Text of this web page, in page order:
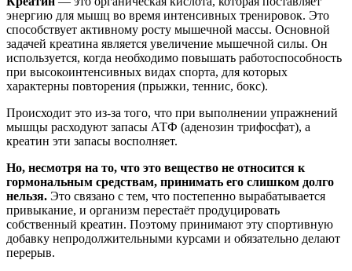
энергию для мышц во время интенсивных тренировок. Это
способствует активному росту мышечной массы. Основной
задачей креатина является увеличение мышечной силы. Он
используется, когда необходимо повышать работоспособность
при высокоинтенсивных видах спорта, для которых
характерны повторения (прыжки, теннис, бокс).
Происходит это из-за того, что при выполнении упражнений
мышцы расходуют запасы АТФ (аденозин трифосфат), а
креатин эти запасы восполняет.
Но, несмотря на то, что это вещество не относится к
гормональным средствам, принимать его слишком долго
нельзя. Это связано с тем, что постепенно вырабатывается
привыкание, и организм перестаёт продуцировать
собственный креатин. Поэтому принимают эту спортивную
добавку непродолжительными курсами и обязательно делают
перерыв.